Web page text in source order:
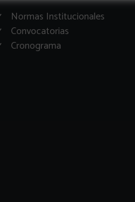
Normas Institucionales
Convocatorias
Cronograma